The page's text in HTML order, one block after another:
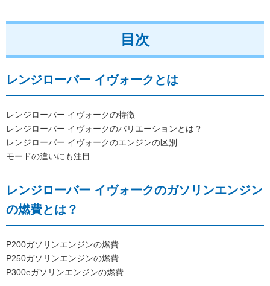
目次
レンジローバー イヴォークとは
レンジローバー イヴォークの特徴
レンジローバー イヴォークのバリエーションとは？
レンジローバー イヴォークのエンジンの区別
モードの違いにも注目
レンジローバー イヴォークのガソリンエンジン
の燃費とは？
P200ガソリンエンジンの燃費
P250ガソリンエンジンの燃費
P300eガソリンエンジンの燃費